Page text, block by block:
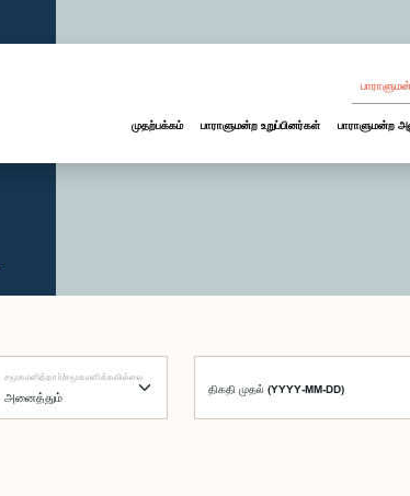
முதற்பக்கம் பாராளுமன்ற உறுப்பினர்கள் பாராளுமன்ற
சமூகமளித்தார்/சமூகமளிக்கவில்லை
திகதி முதல் (YYYY-MM-DD)